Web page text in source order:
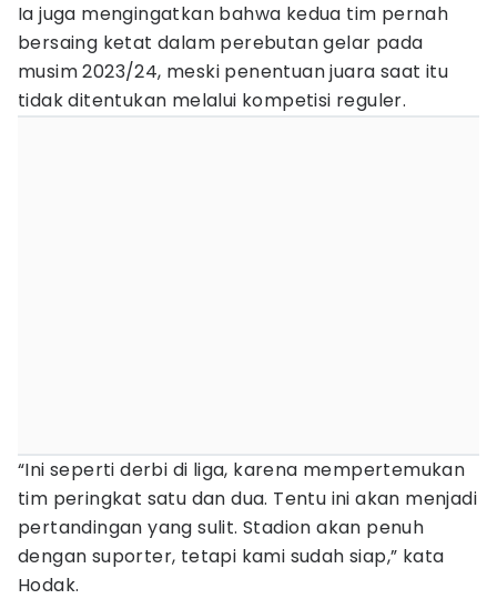
Ia juga mengingatkan bahwa kedua tim pernah
bersaing ketat dalam perebutan gelar pada
musim 2023/24, meski penentuan juara saat itu
tidak ditentukan melalui kompetisi reguler.
“Ini seperti derbi di liga, karena mempertemukan
tim peringkat satu dan dua. Tentu ini akan menjadi
pertandingan yang sulit. Stadion akan penuh
dengan suporter, tetapi kami sudah siap,” kata
Hodak.